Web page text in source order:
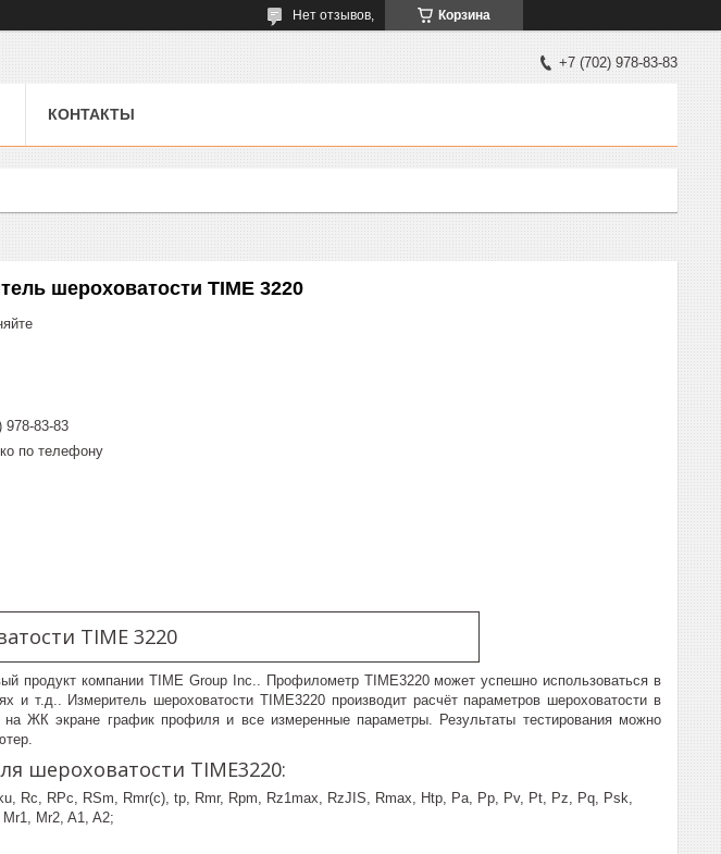
Корзина
Нет отзывов,
+7 (702) 978-83-83
КОНТАКТЫ
шероховатости TIME 3220
978-83-83
по телефону
TIME 3220
продукт компании TIME Group Inc.. Профилометр TIME3220 может успешно использоваться в
и т.д.. Измеритель шероховатости TIME3220 производит расчёт параметров шероховатости в
на ЖК экране график профиля и все измеренные параметры. Результаты тестирования можно
шероховатости TIME3220:
Rc, RPc, RSm, Rmr(c), tp, Rmr, Rpm, Rz1max, RzJIS, Rmax, Htp, Pa, Pp, Pv, Pt, Pz, Pq, Psk,
Mr2, A1, A2;